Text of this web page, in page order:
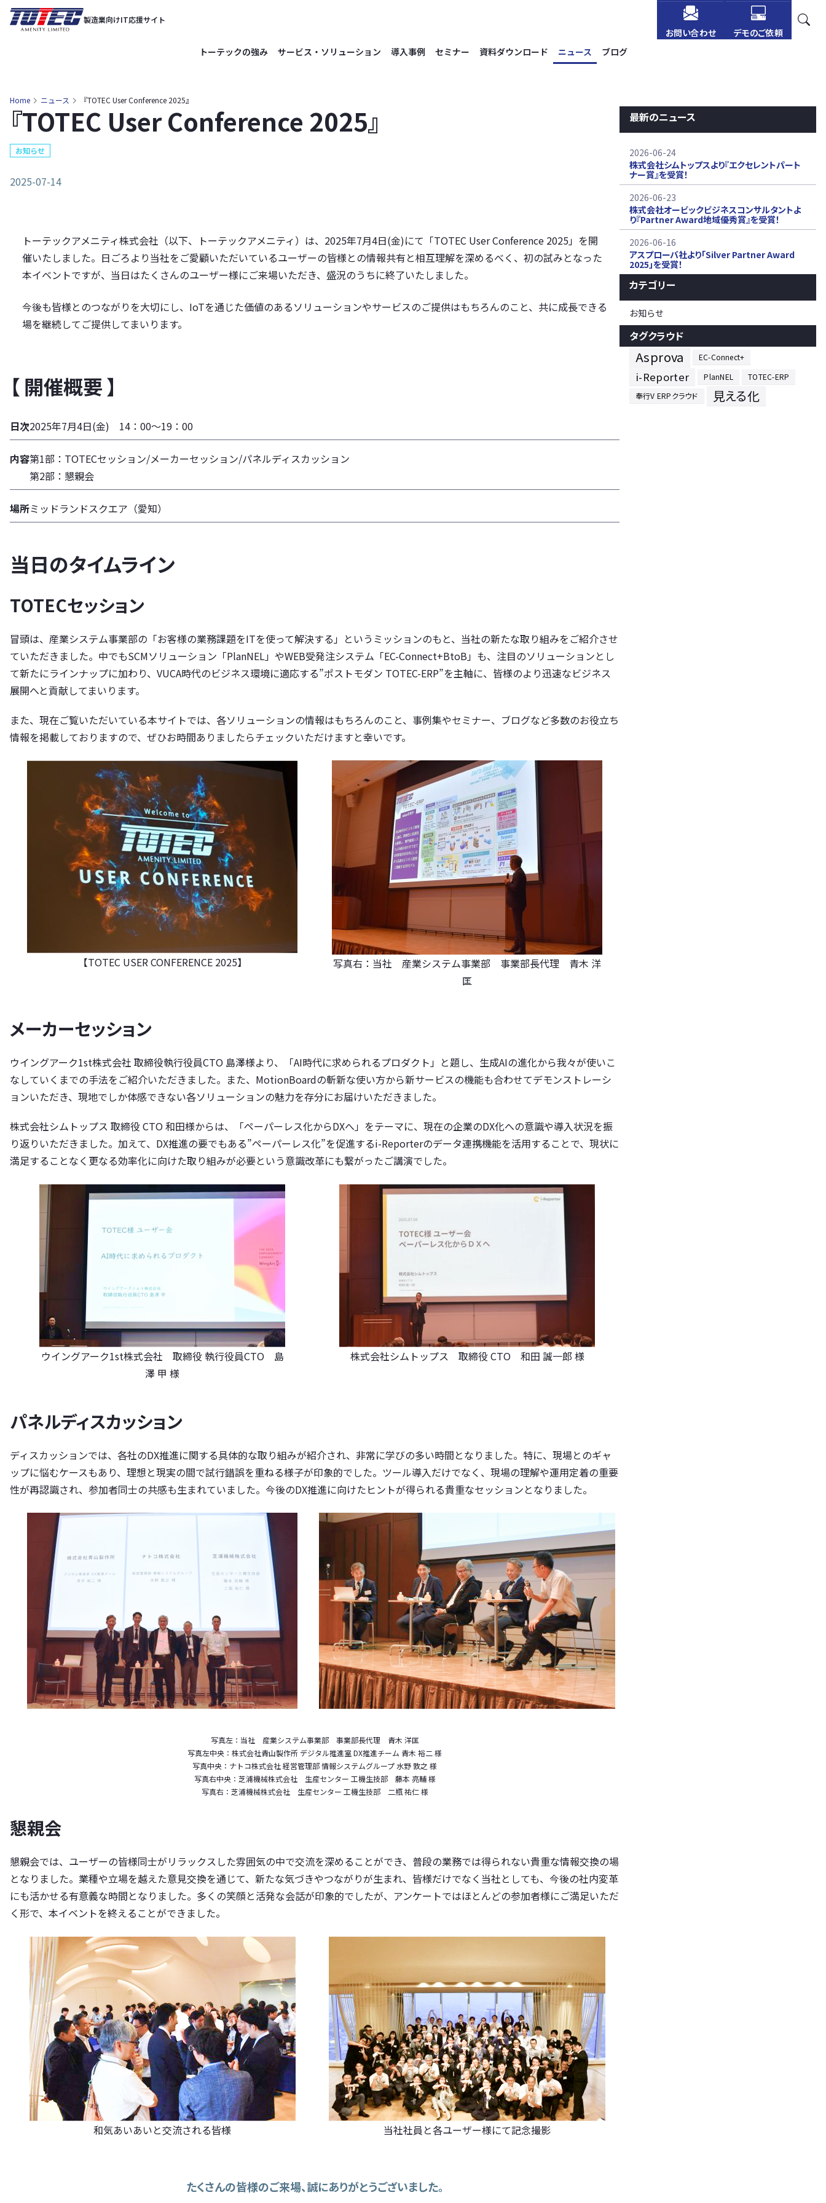
製造業向けIT応援サイト
お問い合わせ
デモのご依頼
トーテックの強み
サービス・ソリューション 導入事例 セミナー 資料ダウンロード ニュース ブログ
Home ニュース 『TOTEC User Conference 2025』
『TOTEC User Conference 2025』
お知らせ
2025-07-14
トーテックアメニティ株式会社（以下、トーテックアメニティ）は、2025年7月4日(金)にて「TOTEC User Conference 2025」を開
催いたしました。日ごろより当社をご愛顧いただいているユーザーの皆様との情報共有と相互理解を深めるべく、初の試みとなった
本イベントですが、当日はたくさんのユーザー様にご来場いただき、盛況のうちに終了いたしました。
今後も皆様とのつながりを大切にし、IoTを通じた価値のあるソリューションやサービスのご提供はもちろんのこと、共に成長できる
場を継続してご提供してまいります。
【 開催概要 】
日次2025年7月4日(金) 14：00～19：00
内容第1部：TOTECセッション/メーカーセッション/パネルディスカッション
第2部：懇親会
場所ミッドランドスクエア（愛知）
当日のタイムライン
TOTECセッション
冒頭は、産業システム事業部の「お客様の業務課題をITを使って解決する」というミッションのもと、当社の新たな取り組みをご紹介させ
ていただきました。中でもSCMソリューション「PlanNEL」やWEB受発注システム「EC-Connect+BtoB」も、注目のソリューションとし
て新たにラインナップに加わり、VUCA時代のビジネス環境に適応する”ポストモダン TOTEC-ERP”を主軸に、皆様のより迅速なビジネス
展開へと貢献してまいります。
また、現在ご覧いただいている本サイトでは、各ソリューションの情報はもちろんのこと、事例集やセミナー、ブログなど多数のお役立ち
情報を掲載しておりますので、ぜひお時間ありましたらチェックいただけますと幸いです。
【TOTEC USER CONFERENCE 2025】
写真右：当社 産業システム事業部 事業部長代理 青木 洋
匡
メーカーセッション
ウイングアーク1st株式会社 取締役執行役員CTO 島澤様より、「AI時代に求められるプロダクト」と題し、生成AIの進化から我々が使いこ
なしていくまでの手法をご紹介いただきました。また、MotionBoardの斬新な使い方から新サービスの機能も合わせてデモンストレーシ
ョンいただき、現地でしか体感できない各ソリューションの魅力を存分にお届けいただきました。
株式会社シムトップス 取締役 CTO 和田様からは、「ペーパーレス化からDXへ」をテーマに、現在の企業のDX化への意識や導入状況を振
り返りいただきました。加えて、DX推進の要でもある”ペーパーレス化”を促進するi-Reporterのデータ連携機能を活用することで、現状に
満足することなく更なる効率化に向けた取り組みが必要という意識改革にも繋がったご講演でした。
ウイングアーク1st株式会社 取締役 執行役員CTO 島
澤 甲 様
株式会社シムトップス 取締役 CTO 和田 誠一郎 様
パネルディスカッション
ディスカッションでは、各社のDX推進に関する具体的な取り組みが紹介され、非常に学びの多い時間となりました。特に、現場とのギャ
ップに悩むケースもあり、理想と現実の間で試行錯誤を重ねる様子が印象的でした。ツール導入だけでなく、現場の理解や運用定着の重要
性が再認識され、参加者同士の共感も生まれていました。今後のDX推進に向けたヒントが得られる貴重なセッションとなりました。
写真左：当社 産業システム事業部 事業部長代理 青木 洋匡
写真左中央：株式会社青山製作所 デジタル推進室 DX推進チーム 青木 裕二 様
写真中央：ナトコ株式会社 経営管理部 情報システムグループ 水野 敦之 様
写真右中央：芝浦機械株式会社 生産センター 工機生技部 藤本 亮輔 様
写真右：芝浦機械株式会社 生産センター 工機生技部 二瓶 祐仁 様
懇親会
懇親会では、ユーザーの皆様同士がリラックスした雰囲気の中で交流を深めることができ、普段の業務では得られない貴重な情報交換の場
となりました。業種や立場を越えた意見交換を通じて、新たな気づきやつながりが生まれ、皆様だけでなく当社としても、今後の社内変革
にも活かせる有意義な時間となりました。多くの笑顔と活発な会話が印象的でしたが、アンケートではほとんどの参加者様にご満足いただ
く形で、本イベントを終えることができました。
和気あいあいと交流される皆様 当社社員と各ユーザー様にて記念撮影
たくさんの皆様のご来場、誠にありがとうございました。
最新のニュース
2026-06-24
株式会社シムトップスより『エクセレントパート
ナー賞』を受賞！
2026-06-23
株式会社オービックビジネスコンサルタントよ
り『Partner Award地域優秀賞』を受賞！
2026-06-16
アスプローバ社より「Silver Partner Award
2025」を受賞！
カテゴリー
お知らせ
タグクラウド
Asprova EC-Connect+
i-Reporter PlanNEL
TOTEC-ERP
奉行V ERPクラウド
見える化